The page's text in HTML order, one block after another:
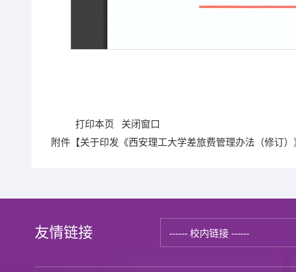
打印本页
关闭窗口
附件【关于印发《西安理工大学差旅费管理办法（修订
友情链接